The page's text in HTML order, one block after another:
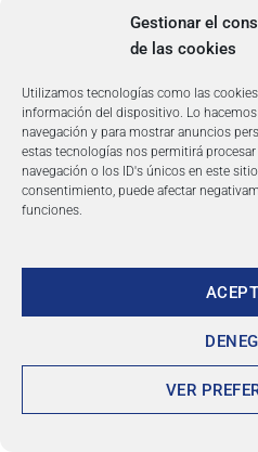
Gestionar el
de las cookies
Utilizamos tecnologías como las
información del dispositivo. Lo
navegación y para mostrar anuncios
estas tecnologías nos permitirá
navegación o los ID's únicos en este
consentimiento, puede afectar
funciones.
VER
Playa de las Canteras ,Playa
Playa de Papagayo,
1 2
ISLAS CANARIAS